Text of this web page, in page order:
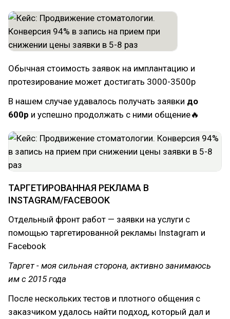
Обычная стоимость заявок на имплантацию и
протезирование может достигать 3000-3500р
В нашем случае удавалось получать заявки до
600р и успешно продолжать с ними общение🔥
ТАРГЕТИРОВАННАЯ РЕКЛАМА В
INSTAGRAM/FACEBOOK
Отдельный фронт работ — заявки на услуги с
помощью таргетированной рекламы Instagram и
Facebook
Таргет - моя сильная сторона, активно занимаюсь
им с 2015 года
После нескольких тестов и плотного общения с
заказчиком удалось найти подход, который дал и